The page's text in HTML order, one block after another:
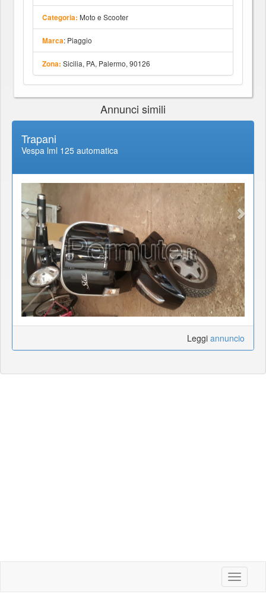
Categoria: Moto e Scooter
Marca: Piaggio
Zona: Sicilia, PA, Palermo, 90126
Annunci simili
Trapani
Vespa lml 125 automatica
Leggi annuncio
Toggle